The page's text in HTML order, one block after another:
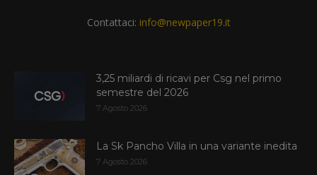
Contattaci: info@newpaper19.it
3,25 miliardi di ricavi per Csg nel primo
semestre del 2026
7 Agosto 2026
La Sk Pancho Villa in una variante inedita
7 Agosto 2026